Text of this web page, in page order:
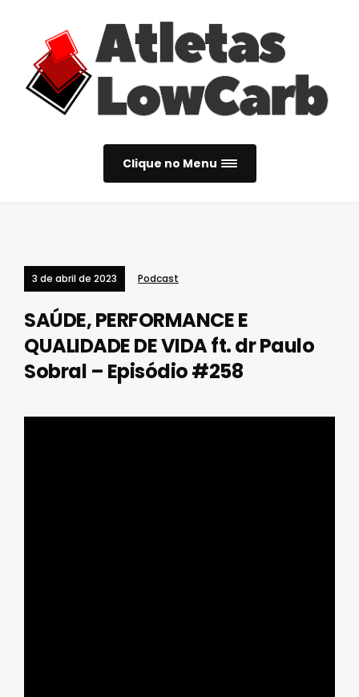
Clique no Menu
3 de abril de 2023 Podcast
SAÚDE, PERFORMANCE E
QUALIDADE DE VIDA ft. dr Paulo
Sobral – Episódio #258